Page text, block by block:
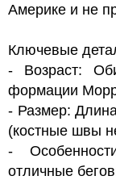
Америке и не
Ключевые
- Возраст:
формации
- Размер:
(костные швы
-
отличные